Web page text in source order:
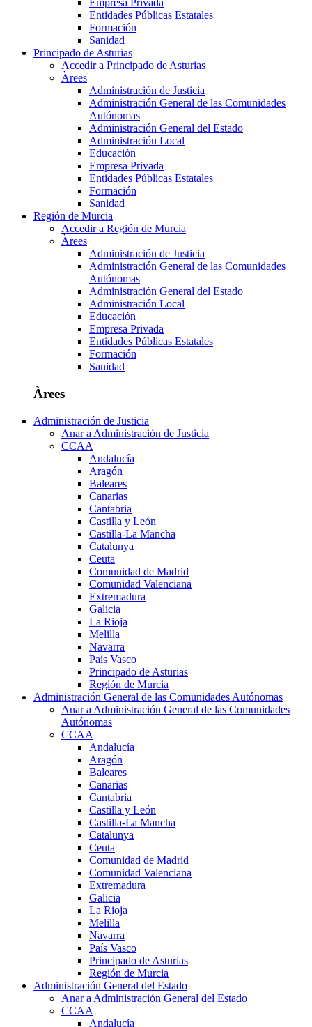
Empresa Privada
Entidades Públicas Estatales
Formación
Sanidad
Principado de Asturias
Accedir a Principado de Asturias
Àrees
Administración de Justicia
Administración General de las Comunidades
Autónomas
Administración General del Estado
Administración Local
Educación
Empresa Privada
Entidades Públicas Estatales
Formación
Sanidad
Región de Murcia
Accedir a Región de Murcia
Àrees
Administración de Justicia
Administración General de las Comunidades
Autónomas
Administración General del Estado
Administración Local
Educación
Empresa Privada
Entidades Públicas Estatales
Formación
Sanidad
Àrees
Administración de Justicia
Anar a Administración de Justicia
CCAA
Andalucía
Aragón
Baleares
Canarias
Cantabria
Castilla y León
Castilla-La Mancha
Catalunya
Ceuta
Comunidad de Madrid
Comunidad Valenciana
Extremadura
Galicia
La Rioja
Melilla
Navarra
País Vasco
Principado de Asturias
Región de Murcia
Administración General de las Comunidades Autónomas
Anar a Administración General de las Comunidades
Autónomas
CCAA
Andalucía
Aragón
Baleares
Canarias
Cantabria
Castilla y León
Castilla-La Mancha
Catalunya
Ceuta
Comunidad de Madrid
Comunidad Valenciana
Extremadura
Galicia
La Rioja
Melilla
Navarra
País Vasco
Principado de Asturias
Región de Murcia
Administración General del Estado
Anar a Administración General del Estado
CCAA
Andalucía